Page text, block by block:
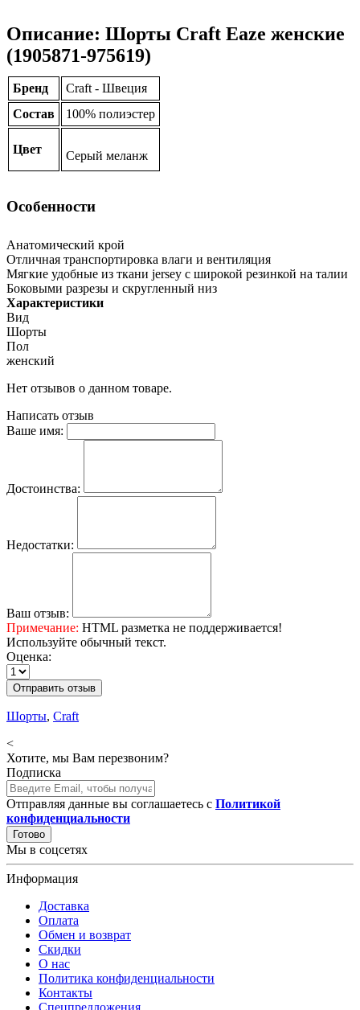
Описание: Шорты Craft Eaze женские
(1905871-975619)
Бренд
Craft - Швеция
Состав
100% полиэстер
Цвет Серый меланж
Особенности
Анатомический крой
Отличная транспортировка влаги и вентиляция
Мягкие удобные из ткани jersey с широкой резинкой на талии
Боковыми разрезы и скругленный низ
Характеристики
Вид
Шорты
Пол
женский
Нет отзывов о данном товаре.
Написать отзыв
Ваше имя:
Достоинства:
Недостатки:
Ваш отзыв:
Примечание: HTML разметка не поддерживается!
Используйте обычный текст.
Оценка:
Отправить отзыв
Шорты, Craft
<
Хотите, мы Вам перезвоним?
Подписка
Отправляя данные вы соглашаетесь с Политикой
конфиденциальности
Готово
Мы в соцсетях
Информация
Доставка
Оплата
Обмен и возврат
Скидки
О нас
Политика конфиденциальности
Контакты
Спецпредложения